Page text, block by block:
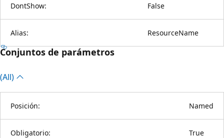
DontShow: False
Alias: ResourceName
Conjuntos de parámetros
(All)
Posición: Named
Obligatorio: True